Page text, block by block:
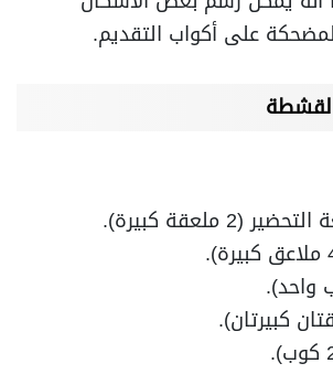
على أكواب التقديم.
(2 ملعقة كبيرة).